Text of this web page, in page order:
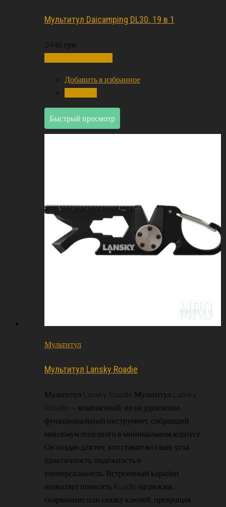
Мультитул Daicamping DL30. 19 в 1
3448 грн.
Добавить в избранное
Быстрый просмотр
Мультитул
Мультитул Lansky Roadie
Мультитул Lansky Roadie Мультитул Lansky
Roadie — компактный, но на удивление
функциональный инструмент, собравший
максимум полезного в минимальном корпусе.
Он создан для тех, кто ставит во главу угла
практичность, надёжность и
универсальность. Встроенный карабин
позволяет повесить Roadie на рюкзак,
снаряжение или связку ключей, превращая